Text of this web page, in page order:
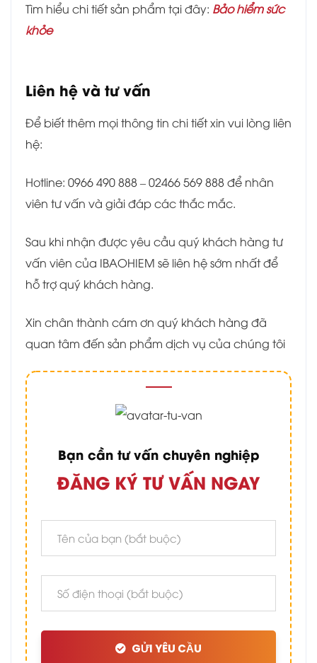
Tìm hiểu chi tiết sản phẩm tại đây: Bảo hiểm sức
khỏe
Liên hệ và tư vấn
Để biết thêm mọi thông tin chi tiết xin vui lòng liên
hệ:
Hotline: 0966 490 888 – 02466 569 888 để nhân
viên tư vấn và giải đáp các thắc mắc.
Sau khi nhận được yêu cầu quý khách hàng tư
vấn viên của IBAOHIEM sẽ liên hệ sớm nhất để
hỗ trợ quý khách hàng.
Xin chân thành cám ơn quý khách hàng đã
quan tâm đến sản phẩm dịch vụ của chúng tôi
Bạn cần tư vấn chuyên nghiệp
ĐĂNG KÝ TƯ VẤN NGAY
GỬI YÊU CẦU